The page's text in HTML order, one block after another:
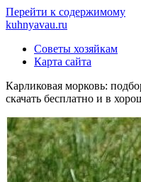
Перейти к содержимому
kuhnyavau.ru
Советы хозяйкам
Карта сайта
Карликовая морковь:
скачать бесплатно и в